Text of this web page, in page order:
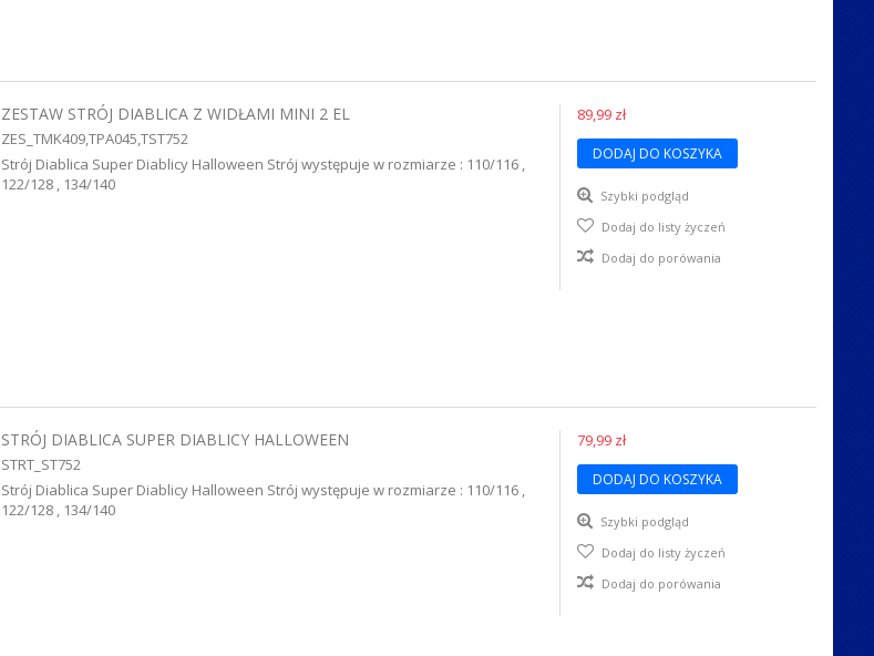
ZESTAW STRÓJ DIABLICA Z WIDŁAMI MINI 2 EL
ZES_TMK409,TPA045,TST752
Strój Diablica Super Diablicy Halloween Strój występuje w rozmiarze : 110/116 ,
122/128 , 134/140
89,99 zł
DODAJ DO KOSZYKA
Szybki podgląd
Dodaj do listy życzeń
Dodaj do porówania
STRÓJ DIABLICA SUPER DIABLICY HALLOWEEN
STRT_ST752
Strój Diablica Super Diablicy Halloween Strój występuje w rozmiarze : 110/116 ,
122/128 , 134/140
79,99 zł
DODAJ DO KOSZYKA
Szybki podgląd
Dodaj do listy życzeń
Dodaj do porówania